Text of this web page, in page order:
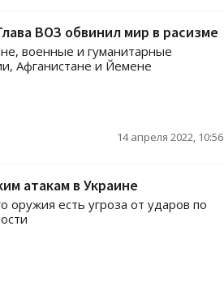
ВОЗ обвинил мир в расизме
военные и гуманитарные
Афганистане и Йемене
14 апреля 2022, 10:56
атакам в Украине
оружия есть угроза от ударов по